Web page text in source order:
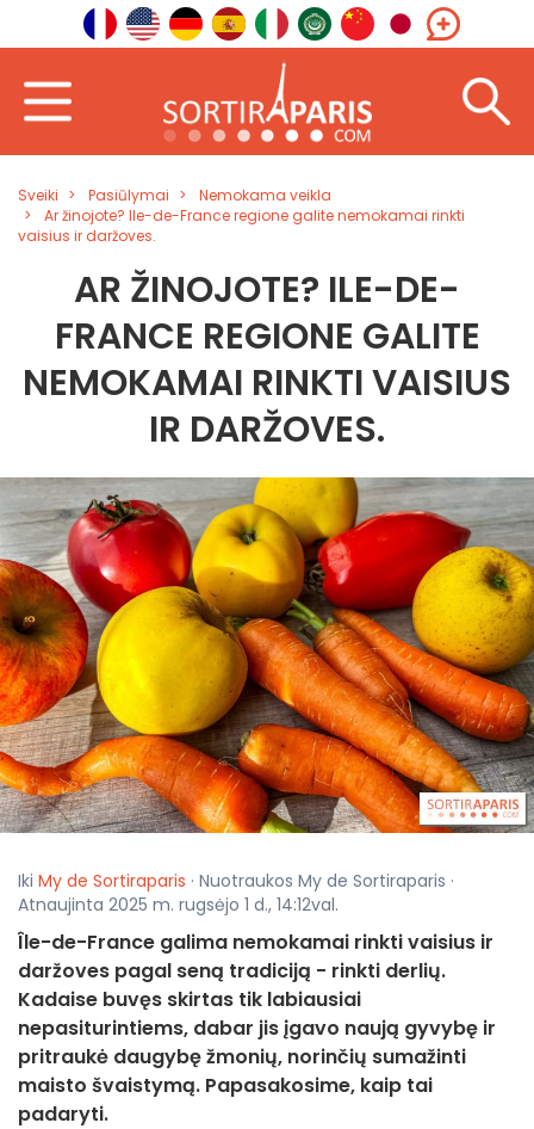
Sveiki Pasiūlymai
Nemokama veikla
Ar žinojote? Ile-de-France regione galite nemokamai rinkti
vaisius ir daržoves.
AR ŽINOJOTE? ILE-DE-
FRANCE REGIONE GALITE
NEMOKAMAI RINKTI VAISIUS
IR DARŽOVES.
Iki My de Sortiraparis · Nuotraukos My de Sortiraparis ·
Atnaujinta 2025 m. rugsėjo 1 d., 14:12val.
Île-de-France galima nemokamai rinkti vaisius ir
daržoves pagal seną tradiciją - rinkti derlių.
Kadaise buvęs skirtas tik labiausiai
nepasiturintiems, dabar jis įgavo naują gyvybę ir
pritraukė daugybę žmonių, norinčių sumažinti
maisto švaistymą. Papasakosime, kaip tai
padaryti.